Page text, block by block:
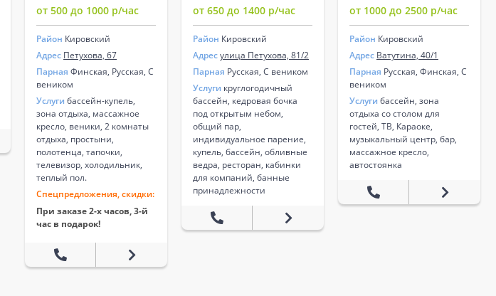
от 500 до 1000 р/час
Район Кировский
Адрес Петухова, 67
Парная Финская, Русская, С
веником
Услуги бассейн-купель,
зона отдыха, массажное
кресло, веники, 2 комнаты
отдыха, простыни,
полотенца, тапочки,
телевизор, холодильник,
теплый пол.
Спецпредложения, скидки:
При заказе 2-х часов, 3-й
час в подарок!
от 650 до 1400 р/час
Район Кировский
Адресулица Петухова, 81/2
Парная Русская, С веником
Услуги круглогодичный
бассейн, кедровая бочка
под открытым небом,
общий пар,
индивидуальное парение,
купель, бассейн, обливные
ведра, ресторан, кабинки
для компаний, банные
принадлежности
от 1000 до 2500 р/час
Район Кировский
Адрес Ватутина, 40/1
Парная Русская, Финская, С
веником
Услуги бассейн, зона
отдыха со столом для
гостей, ТВ, Караоке,
музыкальный центр, бар,
массажное кресло,
автостоянка